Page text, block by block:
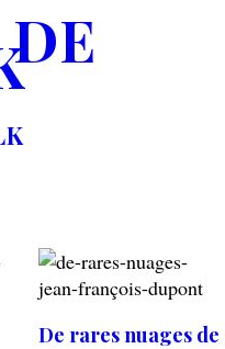
De rares nuages de